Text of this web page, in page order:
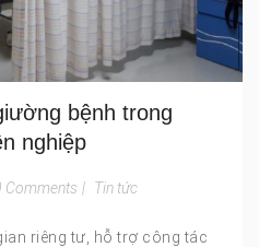
bệnh trong
nghiệp
Comments | Tin tức
riêng tư, hỗ trợ công tác